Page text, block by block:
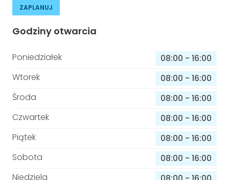
ZAPLANUJ
Godziny otwarcia
Poniedziałek 08:00 - 16:00
Wtorek
08:00 - 16:00
Środa
08:00 - 16:00
Czwartek
08:00 - 16:00
Piątek
08:00 - 16:00
Sobota
08:00 - 16:00
Niedziela